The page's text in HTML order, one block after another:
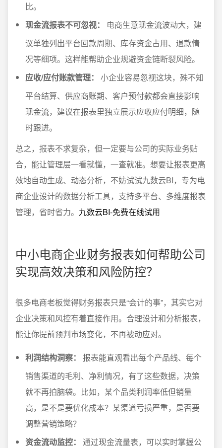
比。
现金流报表不可忽视：
电商生意现金流波动大，建
议单独列出平台回款周期、库存资金占用、退款情
况等细项。这样能帮助企业规避资金链断裂风险。
应收/应付账款管理：
小企业容易忽视这块，殊不知
平台结算、供应商账期、客户预付款都会直接影响
现金流，建议在报表里独立展示应收应付明细，随
时跟进。
总之，报表不求复杂，但一定要与公司的实际业务贴
合，能让管理层一看就懂，一查就准。想要让报表更高
效地自动生成、动态分析，不妨试试九数云BI，专为电
商企业设计的数据分析工具，支持多平台、多维度报表
管理，省时省力。 九数云BI-免费在线试用
中小电商企业财务报表如何帮助公司
实现高效决策和风险防控？
很多电商老板觉得财务报表只是“会计的事”，其实它对
企业决策和风控有着直接作用。合理设计和分析报表，
能让你提前预判市场变化，不再被动应对。
利润结构洞察：
报表能直观看出每个产品线、每个
销售渠道的毛利、净利情况，有了这些数据，决策
就不再拍脑袋。比如，某个品类利润率低但销量
高，是不是要优化成本？某渠道亏损严重，是否要
调整营销策略？
资金流动监控：
通过现金流量表，可以实时掌握公